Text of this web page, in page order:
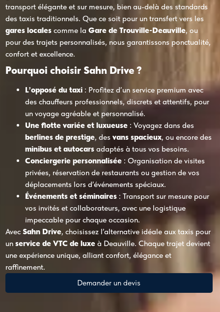
transport élégante et sur mesure, bien au-delà des standards
des taxis traditionnels. Que ce soit pour un transfert vers les
gares locales comme laGare de Trouville-Deauville, ou
pour des trajets personnalisés, nous garantissons ponctualité,
confort et excellence.
Pourquoi choisir Sahn Drive ?
L’opposé du taxi : Profitez d’un service premium avec
des chauffeurs professionnels, discrets et attentifs, pour
un voyage agréable et personnalisé.
Une flotte variée et luxueuse : Voyagez dans des
berlines de prestige, desvans spacieux, ou encore des
minibus et autocars adaptés à tous vos besoins.
Conciergerie personnalisée : Organisation de visites
privées, réservation de restaurants ou gestion de vos
déplacements lors d’événements spéciaux.
Événements et séminaires : Transport sur mesure pour
vos invités et collaborateurs, avec une logistique
impeccable pour chaque occasion.
Avec Sahn Drive, choisissez l’alternative idéale aux taxis pour
unservice de VTC de luxe à Deauville. Chaque trajet devient
une expérience unique, alliant confort, élégance et
raffinement.
Demander un devis